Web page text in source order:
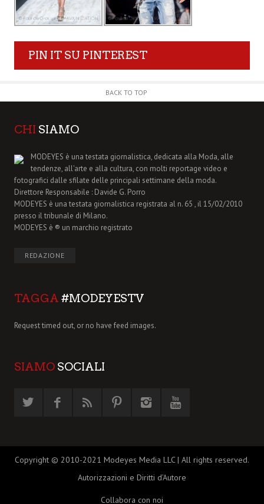
PIN IT SU PINTEREST
BACK TO TOP
CHI SIAMO
MODEYES è una testata giornalistica, dedicata alla Moda, alle
tendenze, all'arte e alla cultura, con molti reportage video e
fotografici dalle sfilate delle principali settimane della moda.
Direttore Responsabile : Davide G. Porro
MODEYES è una testata giornalistica registrata al n. 65 , il 15/02/2010
presso il tribunale di Milano.
MODEYES è ® un marchio registrato
REDAZIONE
TAGGA #MODEYESTV
Request timed out, or no have feed images.
SIAMO SOCIALI
Copyright © 2010-2021 Modeyes Media LLC | All rights reserved.
Autorizzazioni e Diritti d’Autore
Collabora con noi